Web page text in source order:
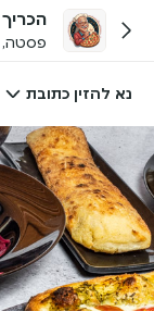
פסטה,
נא להזין כתובת